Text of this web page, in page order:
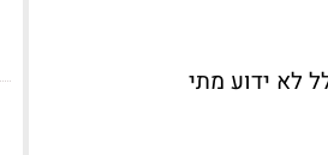
גודל של 2.3 מיליון שקל, ובכלל לא ידוע מתי